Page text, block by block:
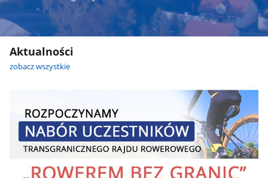
Aktualności
zobacz wszystkie